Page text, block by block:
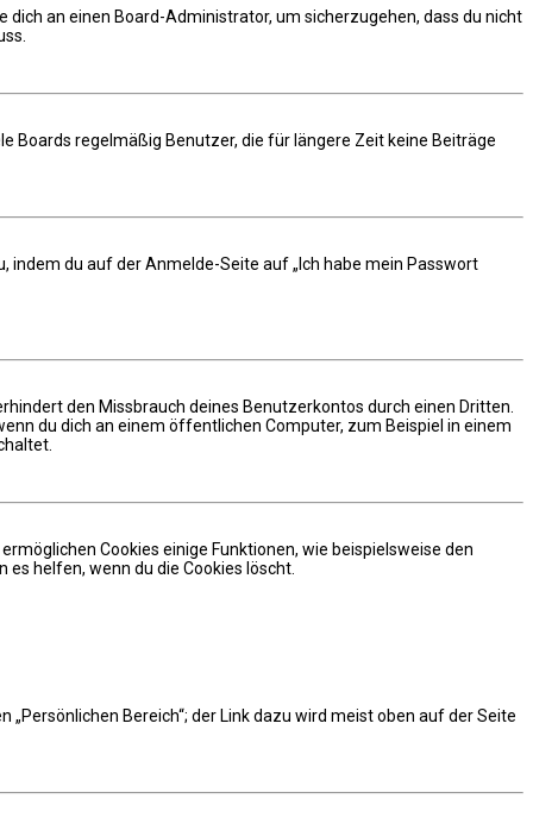
dich an einen Board-Administrator, um sicherzugehen, dass du nicht
Boards regelmäßig Benutzer, die für längere Zeit keine Beiträge
indem du auf der Anmelde-Seite auf „Ich habe mein Passwort
den Missbrauch deines Benutzerkontos durch einen Dritten.
du dich an einem öffentlichen Computer, zum Beispiel in einem
Cookies einige Funktionen, wie beispielsweise den
helfen, wenn du die Cookies löscht.
Bereich“; der Link dazu wird meist oben auf der Seite